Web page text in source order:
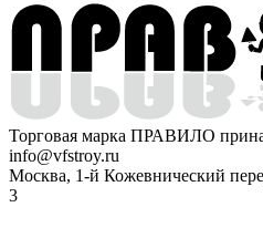
Торговая марка ПРАВИЛО
info@vfstroy.ru
Москва, 1-й Кожевнический
3